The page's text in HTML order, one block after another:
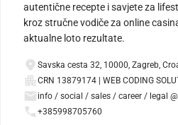
autentične recepte i savjete za
kroz stručne vodiče za online
aktualne loto rezultate.
Savska cesta 32, 10000, Zagreb,
CRN 13879174 | WEB CODING
info / social / sales / career / legal
+385998705760